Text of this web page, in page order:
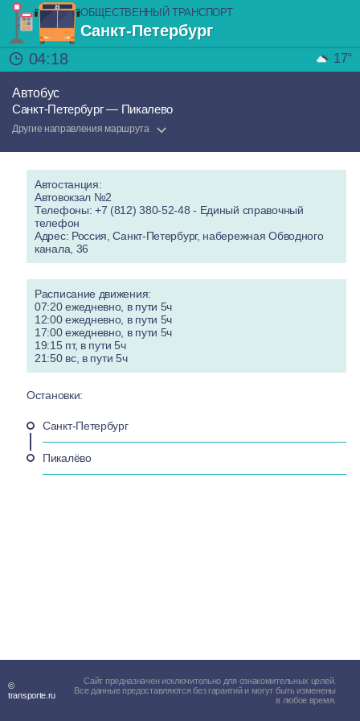
ОБЩЕСТВЕННЫЙ ТРАНСПОРТ
Санкт-Петербург
04:18
17°
Автобус
Санкт-Петербург — Пикалево
Другие направления маршрута
Автостанция:
Автовокзал №2
Телефоны: +7 (812) 380-52-48 - Единый справочный
телефон
Адрес: Россия, Санкт-Петербург, набережная Обводного
канала, 36
Расписание движения:
07:20 ежедневно, в пути 5ч
12:00 ежедневно, в пути 5ч
17:00 ежедневно, в пути 5ч
19:15 пт, в пути 5ч
21:50 вс, в пути 5ч
Остановки:
Санкт-Петербург
Пикалёво
©
transporte.ru
Сайт предназначен исключительно для ознакомительных целей.
Все данные предоставляются без гарантий и могут быть изменены
в любое время.